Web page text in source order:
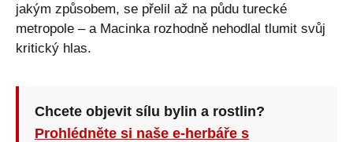
jakým způsobem, se přelil až na půdu turecké
metropole – a Macinka rozhodně nehodlal tlumit svůj
kritický hlas.
Chcete objevit sílu bylin a rostlin?
Prohlédněte si naše e-herbáře s